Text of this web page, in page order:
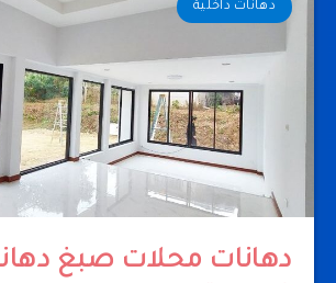
دهانات داخلية
دهانات محلات صبغ